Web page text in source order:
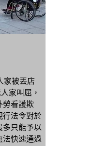
家被丟店
家叫屈，
勞看護欺
行法令對於
多只能予以
法快速通過